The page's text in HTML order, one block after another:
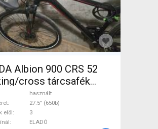
Albion 900 CRS 52
cross tárcsafék
ELADÓ
használt
27.5" (650b)
elöl
3
ELADÓ